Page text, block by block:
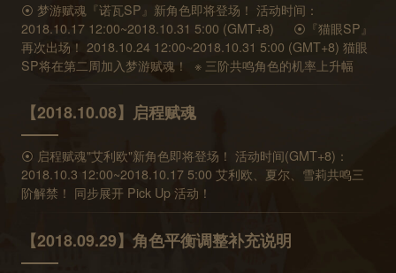
⦿ 梦游赋魂『诺瓦SP』新角色即将登场！ 活动时间：
2018.10.17 12:00~2018.10.31 5:00 (GMT+8) ⦿『猫眼SP』
再次出场！ 2018.10.24 12:00~2018.10.31 5:00 (GMT+8) 猫眼
SP将在第二周加入梦游赋魂！ ※ 三阶共鸣角色的机率上升幅
度，在猫眼SP加入后仍会保留
【2018.10.08】启程赋魂
⦿ 启程赋魂"艾利欧"新角色即将登场！ 活动时间(GMT+8)：
2018.10.3 12:00~2018.10.17 5:00 艾利欧、夏尔、雪莉共鸣三
阶解禁！ 同步展开 Pick Up 活动！
【2018.09.29】角色平衡调整补充说明